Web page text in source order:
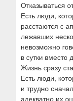
Отказываться
Есть люди,
расстаются с
лежавших
невозможно
в сутки вместо
Жизнь сразу
Есть люди,
и трудно
адекватно их